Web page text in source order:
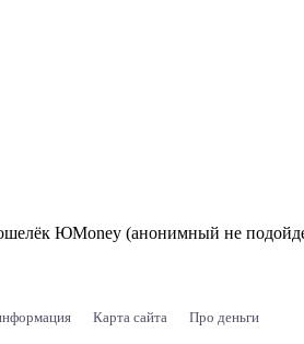
ЮMoney (анонимный не
Карта сайта Про деньги